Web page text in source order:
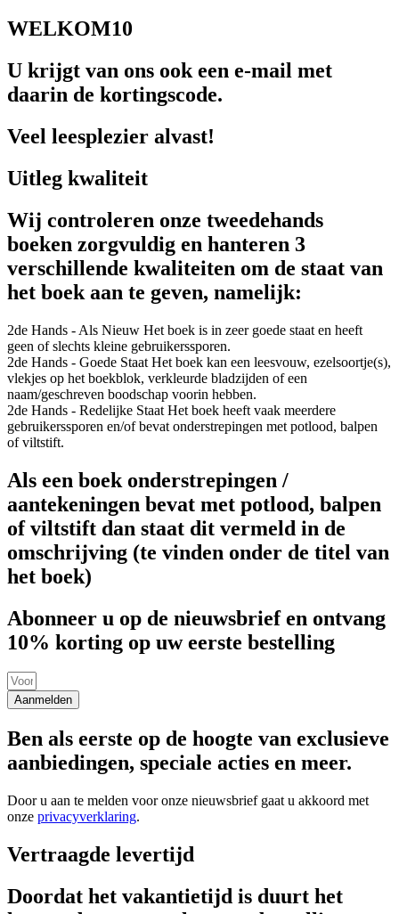
WELKOM10
U krijgt van ons ook een e-mail met
daarin de kortingscode.
Veel leesplezier alvast!
Uitleg kwaliteit
Wij controleren onze tweedehands
boeken zorgvuldig en hanteren 3
verschillende kwaliteiten om de staat van
het boek aan te geven, namelijk:
2de Hands - Als Nieuw Het boek is in zeer goede staat en heeft
geen of slechts kleine gebruikerssporen.
2de Hands - Goede Staat Het boek kan een leesvouw, ezelsoortje(s),
vlekjes op het boekblok, verkleurde bladzijden of een
naam/geschreven boodschap voorin hebben.
2de Hands - Redelijke Staat Het boek heeft vaak meerdere
gebruikerssporen en/of bevat onderstrepingen met potlood, balpen
of viltstift.
Als een boek onderstrepingen /
aantekeningen bevat met potlood, balpen
of viltstift dan staat dit vermeld in de
omschrijving (te vinden onder de titel van
het boek)
Abonneer u op de nieuwsbrief en ontvang
10% korting op uw eerste bestelling
Aanmelden
Ben als eerste op de hoogte van exclusieve
aanbiedingen, speciale acties en meer.
Door u aan te melden voor onze nieuwsbrief gaat u akkoord met
onze privacyverklaring.
Vertraagde levertijd
Doordat het vakantietijd is duurt het